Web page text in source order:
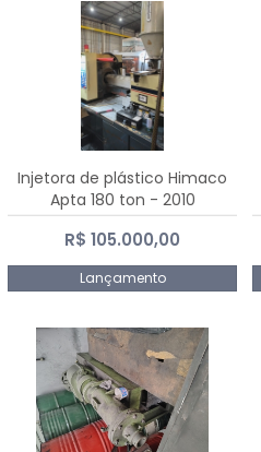
Injetora de plástico Himaco
Apta 180 ton - 2010
R$ 105.000,00
Lançamento